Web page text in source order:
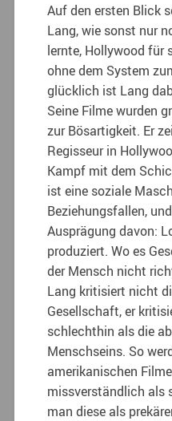
Auf den ersten Blick
Lang, wie sonst nur
lernte, Hollywood für
ohne dem System
glücklich ist Lang
Seine Filme wurden
zur Bösartigkeit. Er
Regisseur in
Kampf mit dem
ist eine soziale
Beziehungsfallen,
Ausprägung davon:
produziert. Wo es
der Mensch nicht
Lang kritisiert nicht
Gesellschaft, er
schlechthin als die
Menschseins. So
amerikanischen
missverständlich als
man diese als